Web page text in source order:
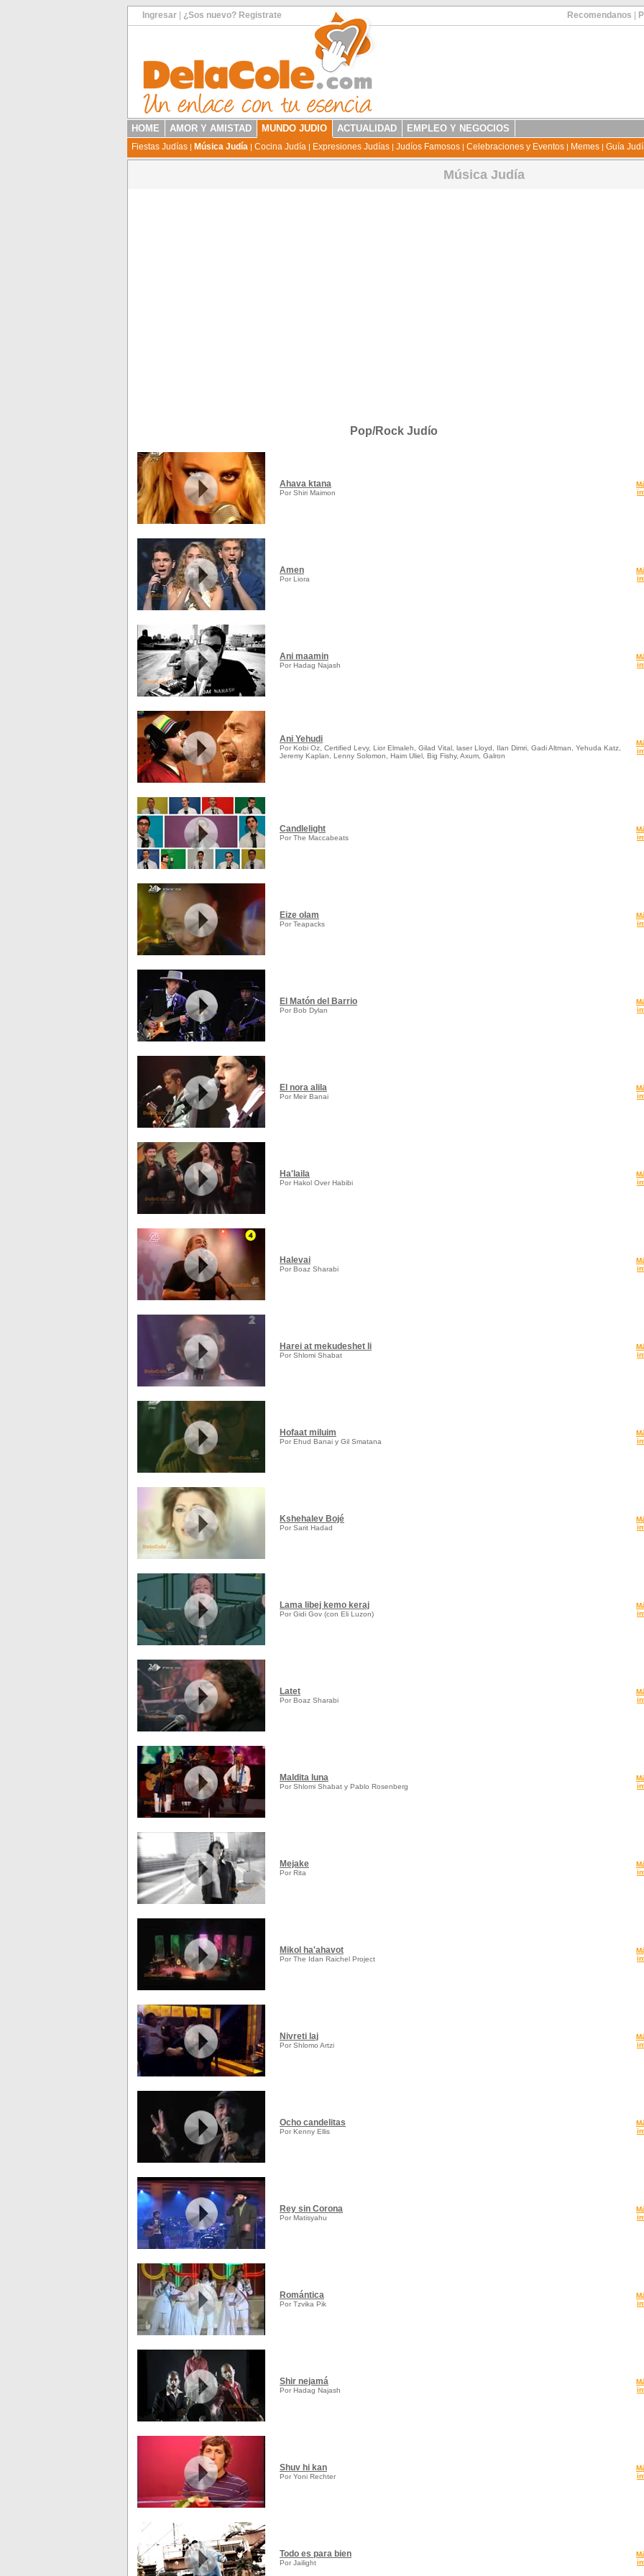
Ingresar ¿Sos nuevo? Registrate Recomendanos
HOME AMOR Y AMISTAD MUNDO JUDIO ACTUALIDAD EMPLEO Y NEGOCIOS
Fiestas Judías | Música Judía | Cocina Judía | Expresiones Judías | Judíos Famosos | Celebraciones y Eventos | Memes | Guía
Música Judía
Pop/Rock Judío
Ahava ktana
Por Shiri Maimon
Amen
Por Liora
Ani maamin
Por Hadag Najash
Ani Yehudi
Por Kobi Oz, Certified Levy, Lior Elmaleh, Gilad Vital, laser Lloyd, Ilan Dimri, Gadi Altman, Yehuda Katz,
Jeremy Kaplan, Lenny Solomon, Haim Uliel, Big Fishy, Axum, Galron
Candlelight
Por The Maccabeats
Eize olam
Por Teapacks
El Matón del Barrio
Por Bob Dylan
El nora alila
Por Meir Banai
Ha'laila
Por Hakol Over Habibi
Halevai
Por Boaz Sharabi
Harei at mekudeshet li
Por Shlomi Shabat
Hofaat miluim
Por Ehud Banai y Gil Smatana
Kshehalev Bojé
Por Sarit Hadad
Lama libej kemo keraj
Por Gidi Gov (con Eli Luzon)
Latet
Por Boaz Sharabi
Maldita luna
Por Shlomi Shabat y Pablo Rosenberg
Mejake
Por Rita
Mikol ha'ahavot
Por The Idan Raichel Project
Nivreti laj
Por Shlomo Artzi
Ocho candelitas
Por Kenny Ellis
Rey sin Corona
Por Matisyahu
Romántica
Por Tzvika Pik
Shir nejamá
Por Hadag Najash
Shuv hi kan
Por Yoni Rechter
Todo es para bien
Por Jailight